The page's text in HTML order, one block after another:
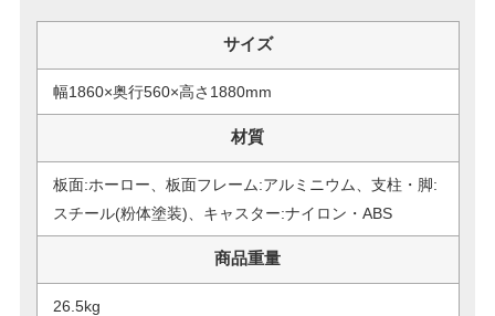
サイズ
幅1860×奥行560×高さ1880mm
材質
板面:ホーロー、板面フレーム:アルミニウム、支柱・脚:
スチール(粉体塗装)、キャスター:ナイロン・ABS
商品重量
26.5kg